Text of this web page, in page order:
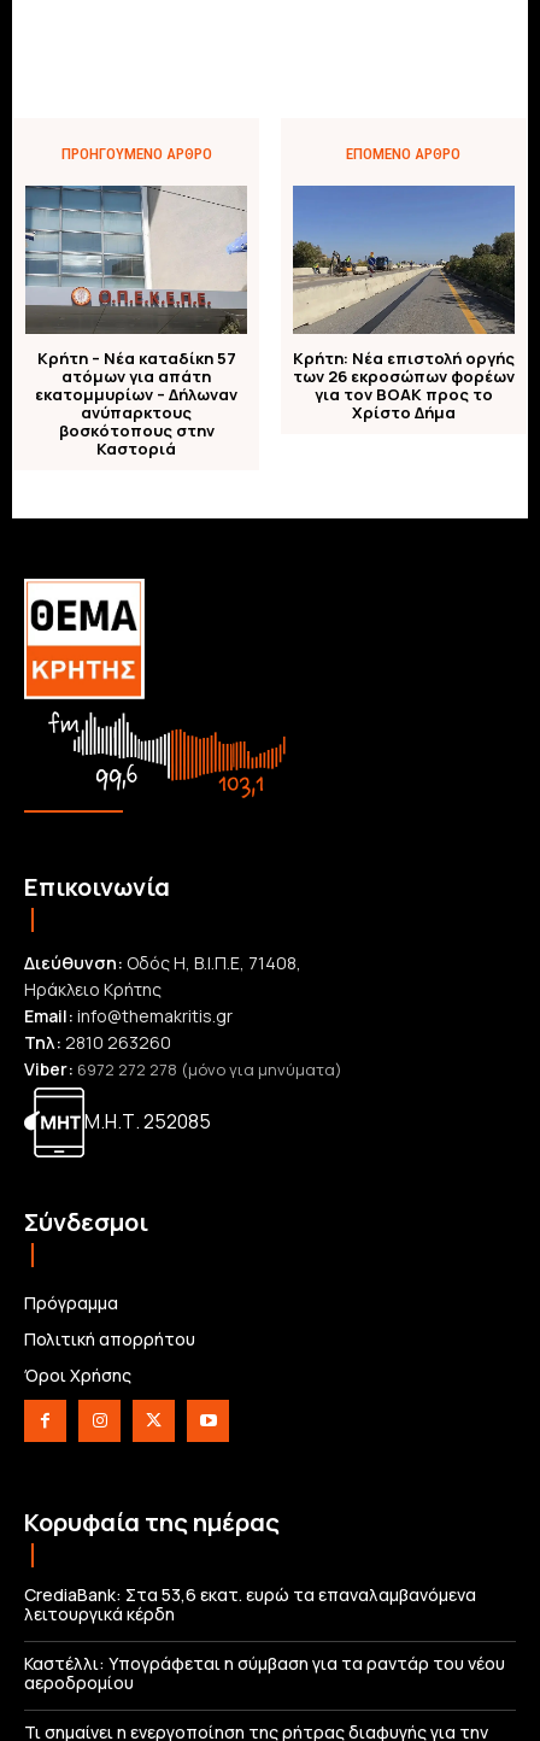
ΠΡΟΗΓΟΎΜΕΝΟ ΆΡΘΡΟ
Κρήτη – Νέα καταδίκη 57
ατόμων για απάτη
εκατομμυρίων – Δήλωναν
ανύπαρκτους
βοσκότοπους στην
Καστοριά
ΕΠΌΜΕΝΟ ΆΡΘΡΟ
Κρήτη: Νέα επιστολή οργής
των 26 εκροσώπων φορέων
για τον ΒΟΑΚ προς το
Χρίστο Δήμα
Επικοινωνία
Διεύθυνση: Οδός Η, Β.Ι.Π.Ε, 71408,
Ηράκλειο Κρήτης
Email: info@themakritis.gr
Τηλ: 2810 263260
Viber: 6972 272 278 (μόνο για μηνύματα)
Μ.Η.Τ. 252085
Σύνδεσμοι
Πρόγραμμα
Πολιτική απορρήτου
Όροι Χρήσης
Κορυφαία της ημέρας
CrediaBank: Στα 53,6 εκατ. ευρώ τα επαναλαμβανόμενα
λειτουργικά κέρδη
Καστέλλι: Υπογράφεται η σύμβαση για τα ραντάρ του νέου
αεροδρομίου
Τι σημαίνει η ενεργοποίηση της ρήτρας διαφυγής για την